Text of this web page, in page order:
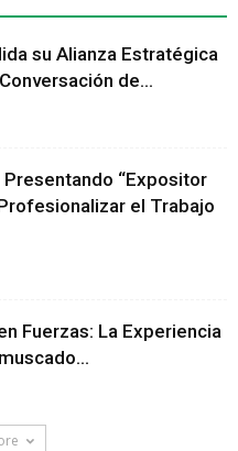
su Alianza Estratégica
de...
“Expositor
el Trabajo
Fuerzas: La Experiencia